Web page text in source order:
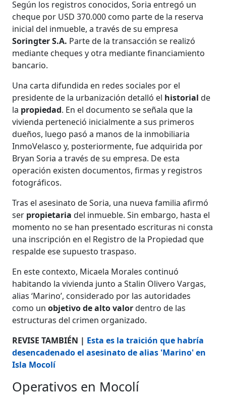
Según los registros conocidos, Soria entregó un
cheque por USD 370.000 como parte de la reserva
inicial del inmueble, a través de su empresa
Soringter S.A. Parte de la transacción se realizó
mediante cheques y otra mediante financiamiento
bancario.
Una carta difundida en redes sociales por el
presidente de la urbanización detalló el historial de
la propiedad. En el documento se señala que la
vivienda perteneció inicialmente a sus primeros
dueños, luego pasó a manos de la inmobiliaria
InmoVelasco y, posteriormente, fue adquirida por
Bryan Soria a través de su empresa. De esta
operación existen documentos, firmas y registros
fotográficos.
Tras el asesinato de Soria, una nueva familia afirmó
ser propietaria del inmueble. Sin embargo, hasta el
momento no se han presentado escrituras ni consta
una inscripción en el Registro de la Propiedad que
respalde ese supuesto traspaso.
En este contexto, Micaela Morales continuó
habitando la vivienda junto a Stalin Olivero Vargas,
alias ‘Marino’, considerado por las autoridades
como unobjetivo de alto valordentro de las
estructuras del crimen organizado.
REVISE TAMBIÉN | Esta es la traición que habría
desencadenado el asesinato de alias 'Marino' en
Isla Mocolí
Operativos en Mocolí